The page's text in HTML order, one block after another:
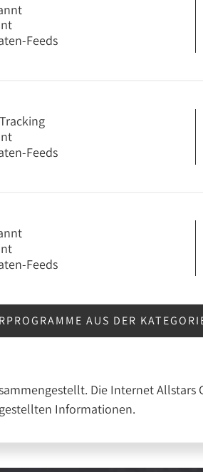
Feeds
Feeds
Feeds
AUS DER
Die Internet
Informationen.